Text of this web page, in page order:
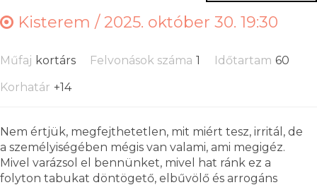
Kisterem /2025. október 30. 19:30
Műfaj kortárs Felvonások száma 1 Időtartam 60
Korhatár +14
Nem értjük, megfejthetetlen, mit miért tesz, irritál, de
a személyiségében mégis van valami, ami megigéz.
Mivel varázsol el bennünket, mivel hat ránk ez a
folyton tabukat döntögető, elbűvölő és arrogáns